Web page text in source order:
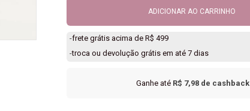
ADICIONAR AO CARRINHO
-frete grátis acima de R$ 499
-troca ou devolução grátis em até 7 dias
Ganhe atéR$ 7,98de cashback